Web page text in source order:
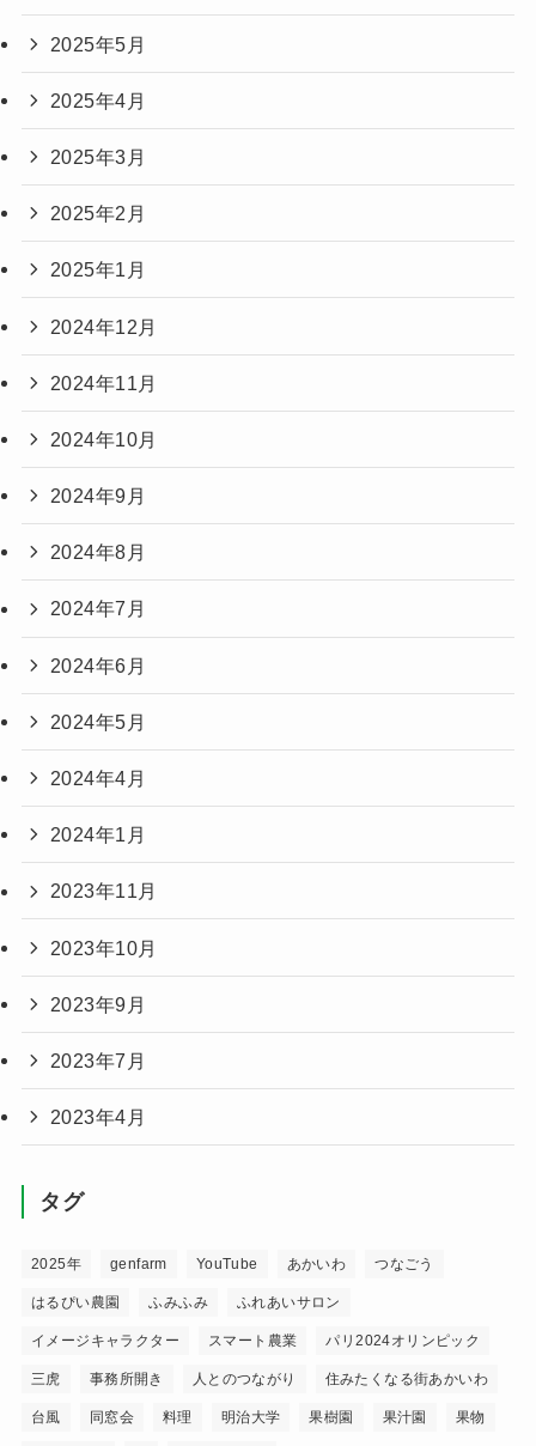
2025年5月
2025年4月
2025年3月
2025年2月
2025年1月
2024年12月
2024年11月
2024年10月
2024年9月
2024年8月
2024年7月
2024年6月
2024年5月
2024年4月
2024年1月
2023年11月
2023年10月
2023年9月
2023年7月
2023年4月
タグ
2025年 genfarm YouTube あかいわ つなごう
はるぴい農園 ふみふみ ふれあいサロン
イメージキャラクター スマート農業 パリ2024オリンピック
三虎 事務所開き 人とのつながり 住みたくなる街あかいわ
台風 同窓会 料理 明治大学 果樹園 果汁園 果物